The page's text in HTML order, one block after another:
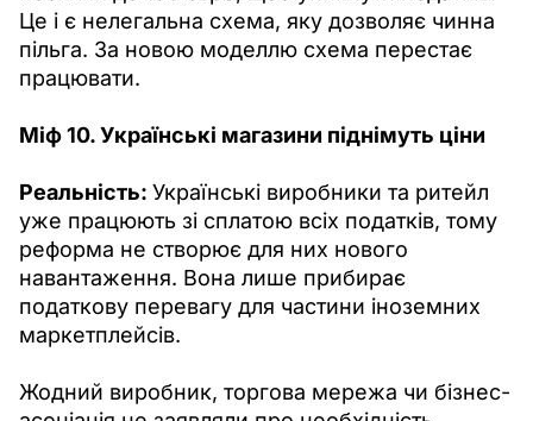
Це і є нелегальна схема, яку дозволяє чинна
пільга. За новою моделлю схема перестає
працювати.
Міф 10. Українські магазини піднімуть ціни
Реальність: Українські виробники та ритейл
уже працюють зі сплатою всіх податків, тому
реформа не створює для них нового
навантаження. Вона лише прибирає
податкову перевагу для частини іноземних
маркетплейсів.
Жодний виробник, торгова мережа чи бізнес-